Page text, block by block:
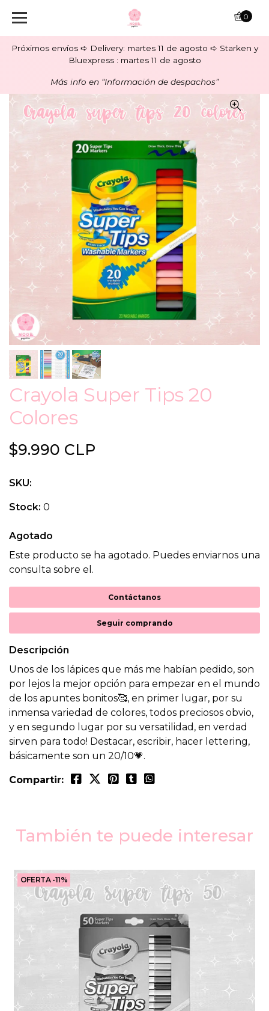
Próximos envíos ➪ Delivery: martes 11 de agosto ➪ Starken y
Bluexpress : martes 11 de agosto
Más info en “Información de despachos”
0
Crayola Super Tips 20
Colores
$9.990 CLP
SKU:
Stock: 0
Agotado
Este producto se ha agotado. Puedes enviarnos una
consulta sobre el.
Contáctanos
Seguir comprando
Descripción
Unos de los lápices que más me habían pedido, son
por lejos la mejor opción para empezar en el mundo
de los apuntes bonitos🥰, en primer lugar, por su
inmensa variedad de colores, todos preciosos obvio,
y en segundo lugar por su versatilidad, en verdad
sirven para todo! Destacar, escribir, hacer lettering,
básicamente son un 20/10💗.
Compartir:
También te puede interesar
OFERTA -11%